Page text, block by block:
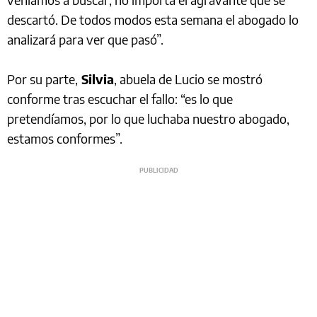
descartó. De todos modos esta semana el abogado lo
analizará para ver que pasó”.
Por su parte, Silvia, abuela de Lucio se mostró
conforme tras escuchar el fallo: “es lo que
pretendíamos, por lo que luchaba nuestro abogado,
estamos conformes”.